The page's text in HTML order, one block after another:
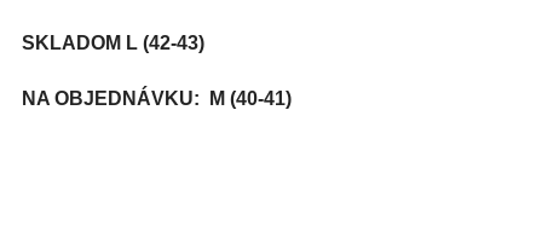
SKLADOM L (42-43)
NA OBJEDNÁVKU: M (40-41)